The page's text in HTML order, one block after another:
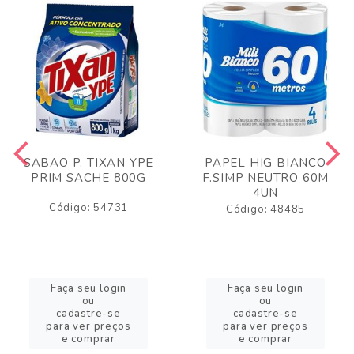
SABAO P. TIXAN YPE
PRIM SACHE 800G
Código: 54731
Faça seu login
ou
cadastre-se
para ver preços
e comprar
PAPEL HIG BIANCO
F.SIMP NEUTRO 60M
4UN
Código: 48485
Faça seu login
ou
cadastre-se
para ver preços
e comprar